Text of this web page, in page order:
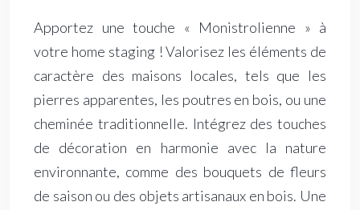
Apportez une touche « Monistrolienne » à
votre home staging ! Valorisez les éléments de
caractère des maisons locales, tels que les
pierres apparentes, les poutres en bois, ou une
cheminée traditionnelle. Intégrez des touches
de décoration en harmonie avec la nature
environnante, comme des bouquets de fleurs
de saison ou des objets artisanaux en bois. Une